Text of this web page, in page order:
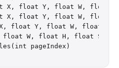
X, float Y, float W, float
float Y, float W, float
float Y, float W, float H)[]
W, float H, float